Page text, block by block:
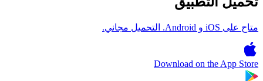
متاح على iOS و Android. التحميل مجاني.
Download on the App Store